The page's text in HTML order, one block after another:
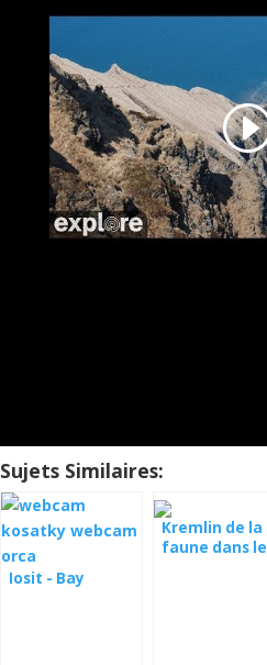
Sujets Similaires:
Iosit - Bay
Kremlin de la
faune dans le